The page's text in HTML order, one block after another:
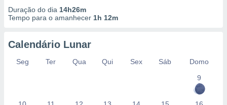
Duração do dia 14h26m
Tempo para o amanhecer 1h 12m
Calendário Lunar
Seg Ter Qua Qui Sex Sáb
Domo
9